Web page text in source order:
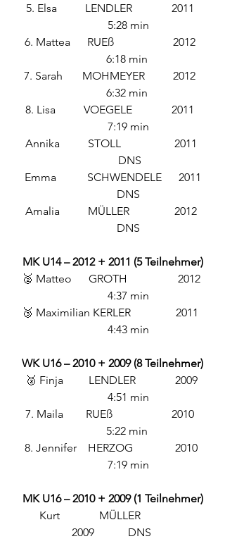
5. Elsa          LENDLER              2011
5:28 min
6. Mattea      RUEß                     2012
6:18 min
7. Sarah       MOHMEYER          2012
6:32 min
8. Lisa          VOEGELE              2011
7:19 min
Annika          STOLL                   2011
DNS
DNS
Amalia          MÜLLER                2012
DNS
MK U14 – 2012 + 2011 (5 Teilnehmer)
🥈 Matteo      GROTH                  2012
4:37 min
🥉 Maximilian KERLER                2011
4:43 min
WK U16 – 2010 + 2009 (8 Teilnehmer)
🥈 Finja         LENDLER              2009
4:51 min
7. Maila        RUEß                     2010
5:22 min
8. Jennifer    HERZOG               2010
7:19 min
MK U16 – 2010 + 2009 (1 Teilnehmer)
Kurt              MÜLLER
2009            DNS